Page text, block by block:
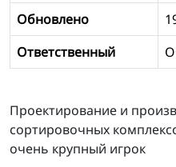
Обновлено
Ответственный
Проектирование и
сортировочных
очень крупный игрок